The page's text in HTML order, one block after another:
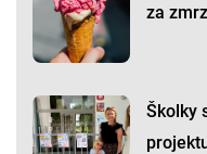
za
Školky